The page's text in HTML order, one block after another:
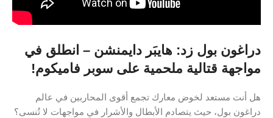
دراغون بول زد: هايبَر دايمنشن – انطلق في
مواجهة قتالية ملحمية على سوبر فاميكوم!
هل أنت مستعد لخوض معارك تجمع أقوى المحاربين في عالم
دراغون بول، حيث يتصادم الأبطال والأشرار في مواجهات لا تُنسى؟